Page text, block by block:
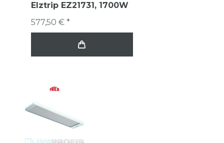
Elztrip EZ21731, 1700W
577,50 € *